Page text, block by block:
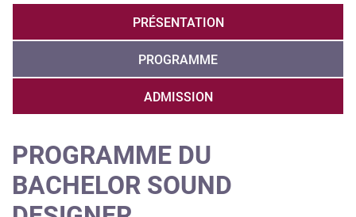
PRÉSENTATION
PROGRAMME
ADMISSION
PROGRAMME DU
BACHELOR SOUND